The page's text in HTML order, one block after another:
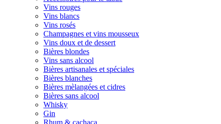
Vins rouges
Vins blancs
Vins rosés
Champagnes et vins mousseux
Vins doux et de dessert
Bières blondes
Vins sans alcool
Bières artisanales et spéciales
Bières blanches
Bières mèlangées et cidres
Bières sans alcool
Whisky
Gin
Rhum & cachaça